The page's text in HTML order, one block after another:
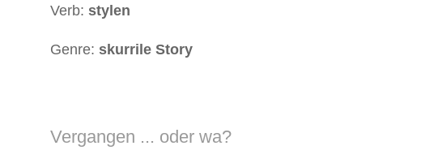
Verb: stylen
Genre: skurrile Story
Vergangen ... oder wa?